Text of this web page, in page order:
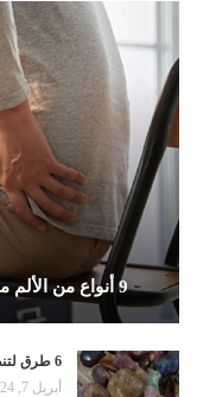
9 أنواع من الألم مرتبطة بشكل مباشر بحالتك العاطفية
6 طرق لتنظيف طاقتكم من السموم وتنظيف مشاعركم
أبريل 7, 2024